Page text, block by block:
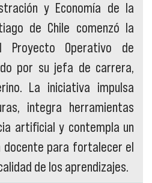
y Economía de la
de Chile comenzó la
Proyecto Operativo de
por su jefa de carrera,
La iniciativa impulsa
integra herramientas
artificial y contempla un
docente para fortalecer el
de los aprendizajes.